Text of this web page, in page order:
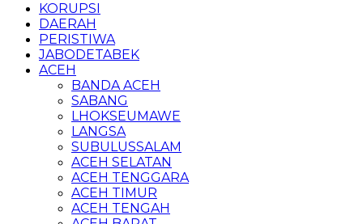
KORUPSI
DAERAH
PERISTIWA
JABODETABEK
ACEH
BANDA ACEH
SABANG
LHOKSEUMAWE
LANGSA
SUBULUSSALAM
ACEH SELATAN
ACEH TENGGARA
ACEH TIMUR
ACEH TENGAH